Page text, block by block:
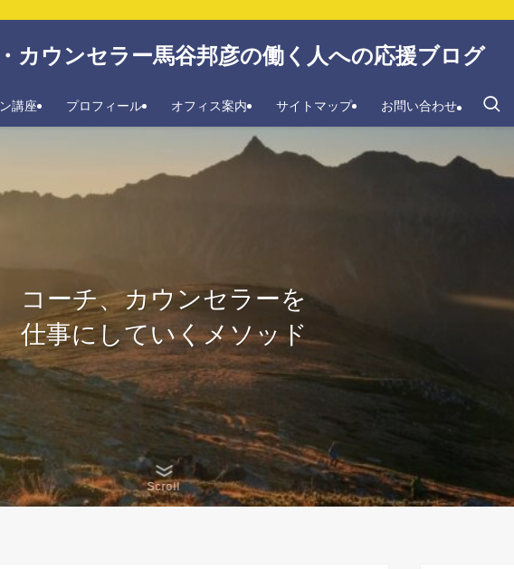
カウンセラー馬谷邦彦の働く人への応援ブログ
講座 プロフィール オフィス案内 サイトマップ お問い合わせ
コーチ、カウンセラーを
仕事にしていくメソッド
Scroll